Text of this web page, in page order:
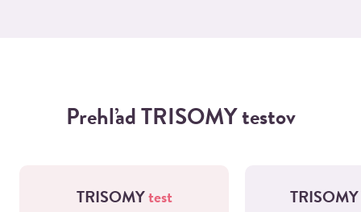
PrehľadTRISOMY testov
TRISOMYtest TRISOMY